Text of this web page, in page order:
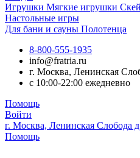
Игрушки Мягкие игрушки
Настольные игры
Для бани и сауны Полотенца
8-800-555-1935
info@fratria.ru
г. Москва, Ленинская
с 10:00-22:00 ежедневно
Помощь
Войти
г. Москва, Ленинская Слобода
Помощь